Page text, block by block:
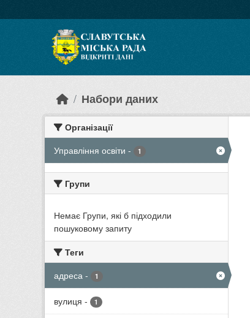
Набори даних
Організації
Управління освіти - 1
Групи
Немає Групи, які б підходили
пошуковому запиту
Теги
адреса - 1
вулиця - 1